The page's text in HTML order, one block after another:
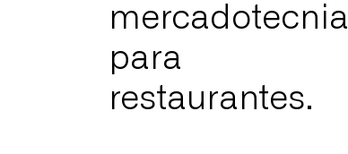
mercadotecnia
para
restaurantes.